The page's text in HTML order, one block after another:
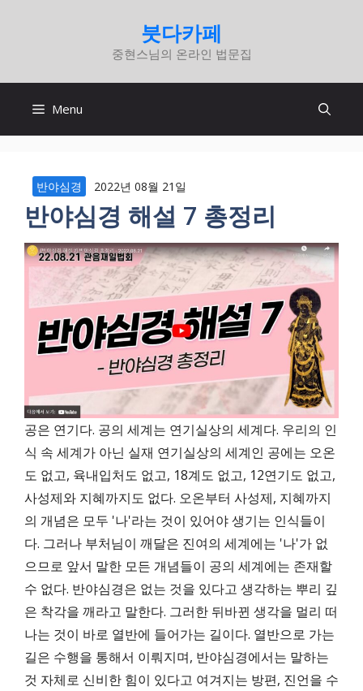
로
붓다카페
중현스님의 온라인 법문집
Menu
반야심경 2022년 08월 21일
반야심경 해설 7 총정리
공은 연기다. 공의 세계는 연기실상의 세계다. 우리의 인
식 속 세계가 아닌 실재 연기실상의 세계인 공에는 오온
도 없고, 육내입처도 없고, 18계도 없고, 12연기도 없고,
사성제와 지혜까지도 없다. 오온부터 사성제, 지혜까지
의 개념은 모두 '나'라는 것이 있어야 생기는 인식들이
다. 그러나 부처님이 깨달은 진여의 세계에는 '나'가 없
으므로 앞서 말한 모든 개념들이 공의 세계에는 존재할
수 없다. 반야심경은 없는 것을 있다고 생각하는 뿌리 깊
은 착각을 깨라고 말한다. 그러한 뒤바뀐 생각을 멀리 떠
나는 것이 바로 열반에 들어가는 길이다. 열반으로 가는
길은 수행을 통해서 이뤄지며, 반야심경에서는 말하는
것 자체로 신비한 힘이 있다고 여겨지는 방편, 진언을 수